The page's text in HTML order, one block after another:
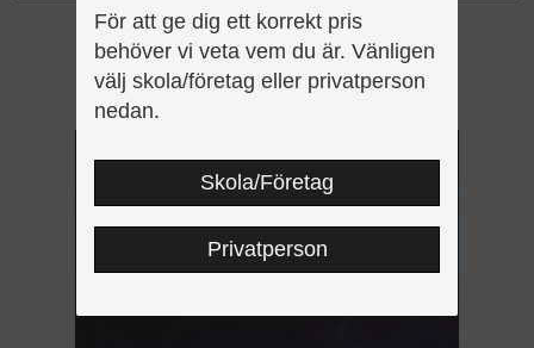
För att ge dig ett korrekt pris
behöver vi veta vem du är. Vänligen
välj skola/företag eller privatperson
nedan.
Skola/Företag
Privatperson
Elteknik, nivå 1 Digital
Lärarlicens